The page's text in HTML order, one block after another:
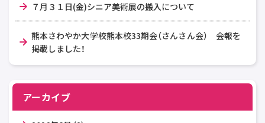
７月３１日(金)シニア美術展の搬入について
熊本さわやか大学校熊本校33期会（さんさん会） 会報を
掲載しました！
アーカイブ